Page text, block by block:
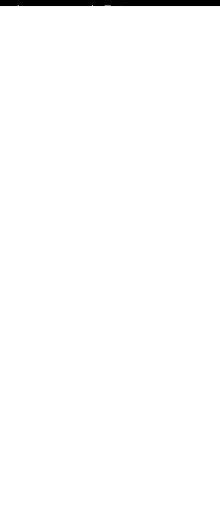
departamento de Turismo; contar com